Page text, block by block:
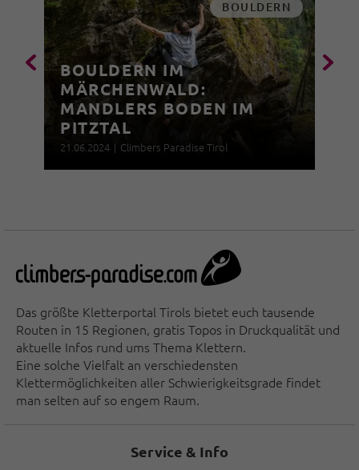
BOULDERN
BOULDERN IM
MÄRCHENWALD:
MANDLERS BODEN IM
PITZTAL
21.06.2024 | Climbers Paradise Tirol
Das größte Kletterportal Tirols bietet euch tausende
Routen in 15 Regionen, gratis Topos in Druckqualität und
aktuelle Infos rund ums Thema Klettern.
Eine solche Vielfalt an verschiedensten
Klettermöglichkeiten aller Schwierigkeitsgrade findet
man selten auf so engem Raum.
Service & Info